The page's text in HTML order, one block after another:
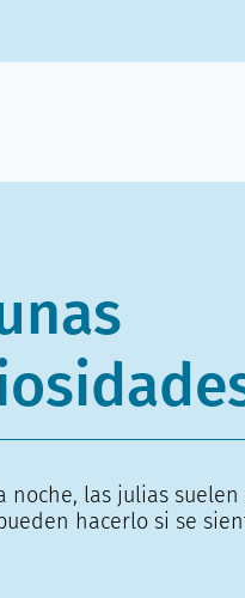
noche, las julias
hacerlo si se